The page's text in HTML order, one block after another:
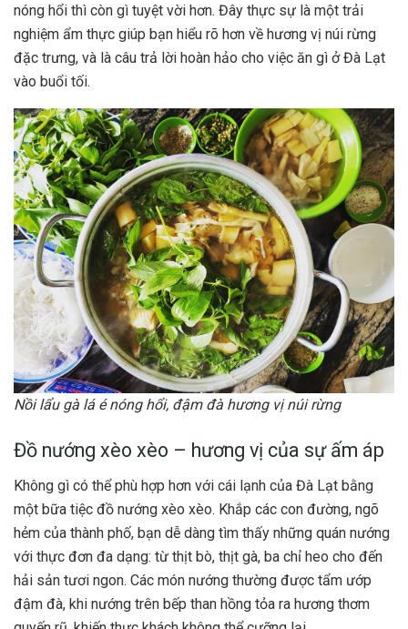
nóng hổi thì còn gì tuyệt vời hơn. Đây thực sự là một trải
nghiệm ẩm thực giúp bạn hiểu rõ hơn về hương vị núi rừng
đặc trưng, và là câu trả lời hoàn hảo cho việc ăn gì ở Đà Lạt
vào buổi tối.
Nồi lẩu gà lá é nóng hổi, đậm đà hương vị núi rừng
Đồ nướng xèo xèo – hương vị của sự ấm áp
Không gì có thể phù hợp hơn với cái lạnh của Đà Lạt bằng
một bữa tiệc đồ nướng xèo xèo. Khắp các con đường, ngõ
hẻm của thành phố, bạn dễ dàng tìm thấy những quán nướng
với thực đơn đa dạng: từ thịt bò, thịt gà, ba chỉ heo cho đến
hải sản tươi ngon. Các món nướng thường được tẩm ướp
đậm đà, khi nướng trên bếp than hồng tỏa ra hương thơm